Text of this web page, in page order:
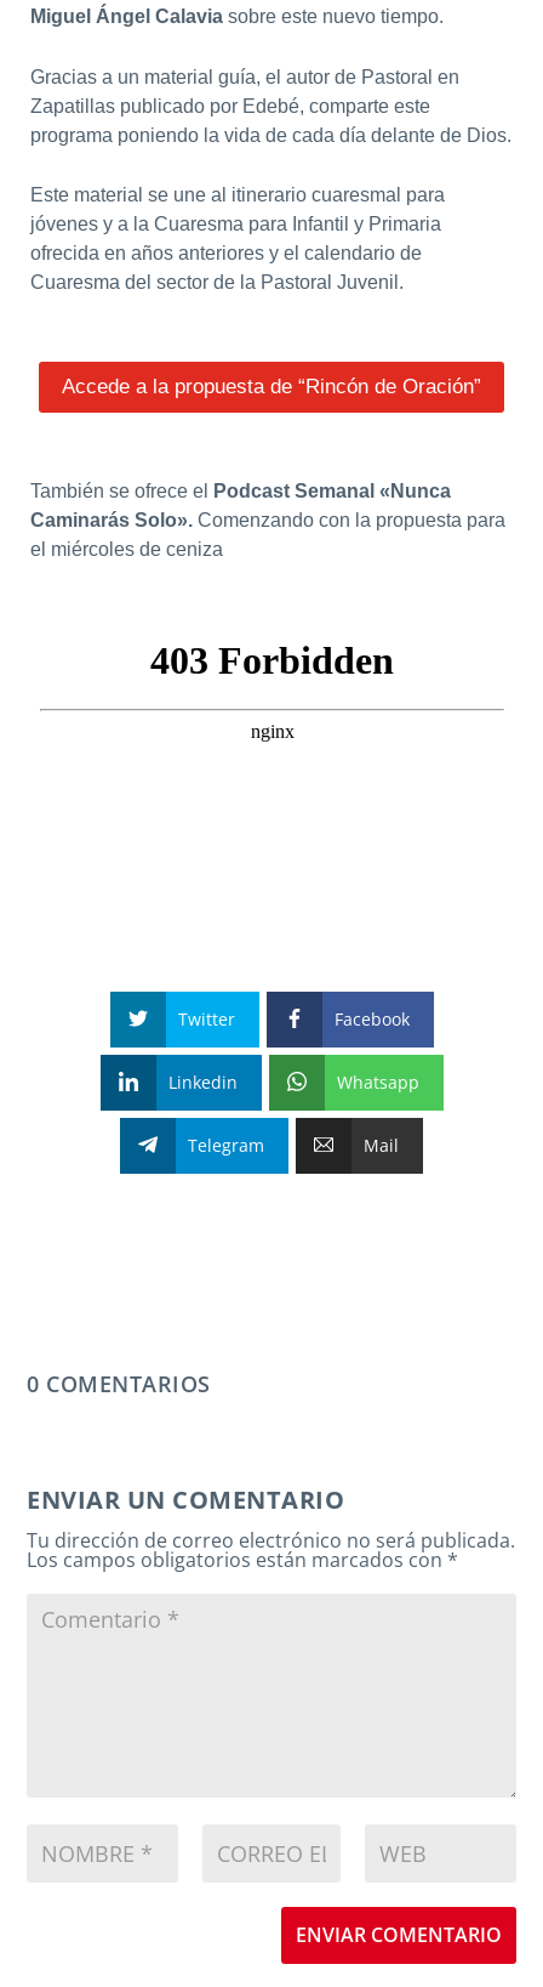
Miguel Ángel Calaviasobre este nuevo tiempo.
Gracias a un material guía, el autor de Pastoral en
Zapatillas publicado por Edebé, comparte este
programa poniendo la vida de cada día delante de Dios.
Este material se une al itinerario cuaresmal para
jóvenes y a la Cuaresma para Infantil y Primaria
ofrecida en años anteriores y el calendario de
Cuaresma del sector de la Pastoral Juvenil.
Accede a la propuesta de “Rincón de Oración”
También se ofrece el
Podcast Semanal «Nunca
Caminarás Solo».Comenzando con la propuesta para
el miércoles de ceniza
Twitter Facebook
Linkedin Whatsapp
Telegram Mail
0 COMENTARIOS
ENVIAR UN COMENTARIO
Tu dirección de correo electrónico no será publicada.
Los campos obligatorios están marcados con*
ENVIAR COMENTARIO